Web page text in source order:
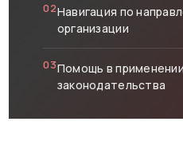
02Навигация по
организации
03Помощь в
законодательства